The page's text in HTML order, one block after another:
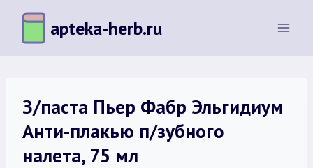
Перейти
содержимому
apteka-herb.ru
З/паста Пьер Фабр Эльгидиум
Анти-плакью п/зубного
налета, 75 мл